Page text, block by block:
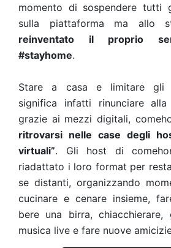
momento di sospendere tutti
sulla piattaforma ma allo
reinventato il proprio
#stayhome.
Stare a casa e limitare gli
significa infatti rinunciare
grazie ai mezzi digitali,
ritrovarsi nelle case degli
virtuali”. Gli host di
riadattato i loro format per
se distanti, organizzando
cucinare e cenare insieme,
bere una birra, chiacchierare,
musica live e fare nuove